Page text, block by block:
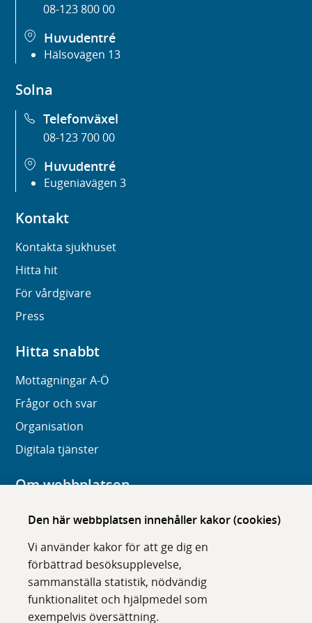
Den här webbplatsen innehåller kakor (cookies)
Vi använder kakor för att ge dig en
förbättrad besöksupplevelse,
sammanställa statistik, nödvändig
funktionalitet och hjälpmedel som
exempelvis översättning.
08-123 800 00
Huvudentré
Hälsovägen 13
Solna
Telefonväxel
08-123 700 00
Huvudentré
Eugeniavägen 3
Kontakt
Kontakta sjukhuset
Hitta hit
För vårdgivare
Press
Hitta snabbt
Mottagningar A-Ö
Frågor och svar
Organisation
Digitala tjänster
Om webbplatsen
Om karolinska.se
Tillgänglighet
Om cookies